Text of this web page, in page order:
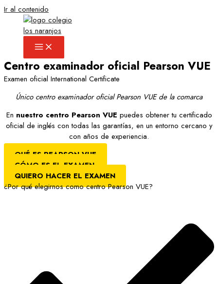
Ir al contenido
Centro examinador oficial Pearson VUE
Examen oficial International Certificate
Único centro examinador oficial Pearson VUE de la comarca
En nuestro centro Pearson VUE puedes obtener tu certificado
oficial de inglés con todas las garantías, en un entorno cercano y
con años de experiencia.
QUÉ ES PEARSON VUE
CÓMO ES EL EXAMEN
QUIERO HACER EL EXAMEN
¿Por qué elegirnos como centro Pearson VUE?